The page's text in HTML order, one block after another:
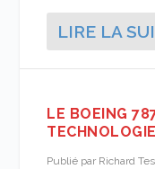
LIRE LA
LE BOEING
TECHNOLOGIE
Publié par Richard